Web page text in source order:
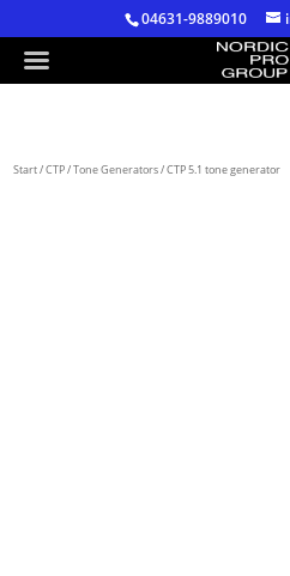
04631-9889010
Start/CTP/Tone Generators/ CTP 5.1 tone generator